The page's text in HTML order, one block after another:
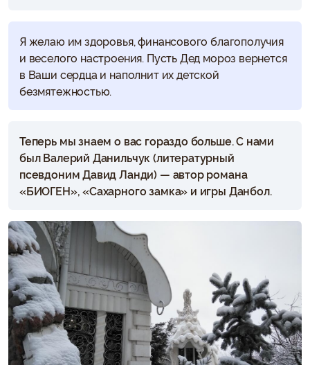
Я желаю им здоровья, финансового благополучия
и веселого настроения. Пусть Дед мороз вернется
в Ваши сердца и наполнит их детской
безмятежностью.
Теперь мы знаем о вас гораздо больше. С нами
был Валерий Данильчук (литературный
псевдоним Давид Ланди) — автор романа
«БИОГЕН», «Сахарного замка» и игры Данбол.